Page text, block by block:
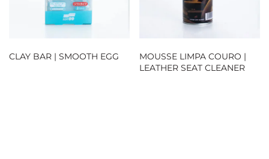
CLAY BAR | SMOOTH EGG
MOUSSE LIMPA COURO |
LEATHER SEAT CLEANER